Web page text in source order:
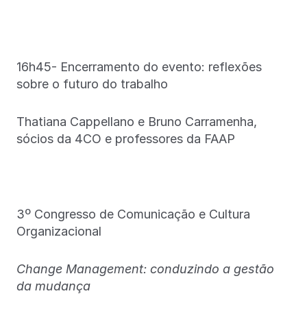
16h45- Encerramento do evento: reflexões
sobre o futuro do trabalho
Thatiana Cappellano e Bruno Carramenha,
sócios da 4CO e professores da FAAP
3º Congresso de Comunicação e Cultura
Organizacional
Change Management: conduzindo a gestão
da mudança